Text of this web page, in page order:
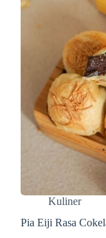
Kuliner
Pia Eiji Rasa